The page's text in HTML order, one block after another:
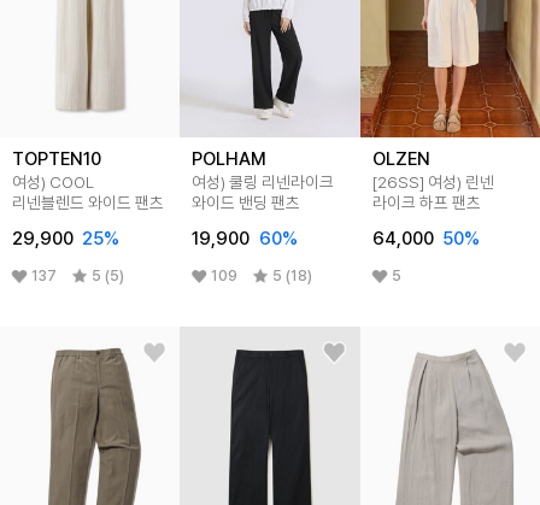
TOPTEN10
여성) COOL
리넨블렌드 와이드 팬츠
29,900 25%
137 5 (5)
POLHAM
여성) 쿨링 리넨라이크
와이드 밴딩 팬츠
19,900 60%
109 5 (18)
OLZEN
[26SS] 여성) 린넨
라이크 하프 팬츠
64,000 50%
5